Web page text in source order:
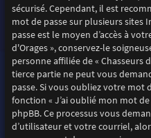
sécurisé. Cependant, il est
mot de passe sur plusieurs sites
passe est le moyen d’accès à
d'Orages », conservez-le
personne affiliée de « Chasseurs
tierce partie ne peut vous
passe. Si vous oubliez votre mot
fonction « J’ai oublié mon mot
phpBB. Ce processus vous
d’utilisateur et votre courriel,